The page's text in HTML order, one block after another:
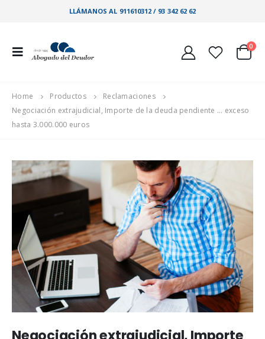
LLÁMANOS AL 911610312 / 93 342 62 62
0
Home Productos
Reclamaciones
Negociación extrajudicial, Importe de la deuda pendiente … exceso
hasta 3.000.000 euros